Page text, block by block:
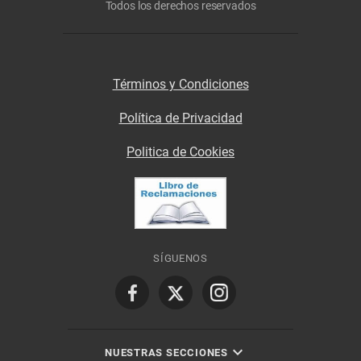
Todos los derechos reservados
Términos y Condiciones
Política de Privacidad
Politica de Cookies
SÍGUENOS
NUESTRAS SECCIONES